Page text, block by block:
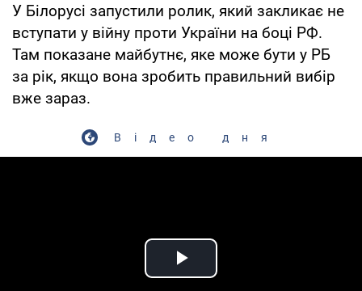
У Білорусі запустили ролик, який закликає не
вступати у війну проти України на боці РФ.
Там показане майбутнє, яке може бути у РБ
за рік, якщо вона зробить правильний вибір
вже зараз.
Відео дня
Play Video